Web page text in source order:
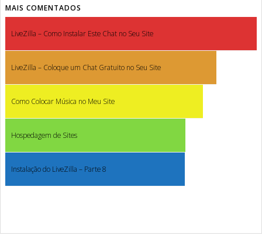
MAIS COMENTADOS
LiveZilla – Como Instalar Este Chat no Seu Site
LiveZilla – Coloque um Chat Gratuito no Seu Site
Como Colocar Música no Meu Site
Hospedagem de Sites
Instalação do LiveZilla – Parte 8